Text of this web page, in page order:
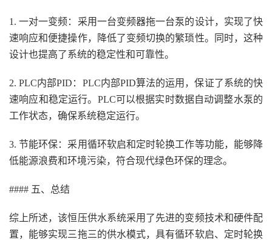
1. 一对一变频：采用一台变频器拖一台泵的设计，实现了快
速响应和便捷操作，降低了变频切换的繁琐性。同时，这种
设计也提高了系统的稳定性和可靠性。
2. PLC内部PID：PLC内部PID算法的运用，保证了系统的快
速响应和稳定运行。PLC可以根据实时数据自动调整水泵的
工作状态，确保系统稳定运行。
3. 节能环保：采用循环软启和定时轮换工作等功能，能够降
低能源浪费和环境污染，符合现代绿色环保的理念。
#### 五、总结
综上所述，该恒压供水系统采用了先进的变频技术和硬件配
置，能够实现三拖三的供水模式，具有循环软启、定时轮换